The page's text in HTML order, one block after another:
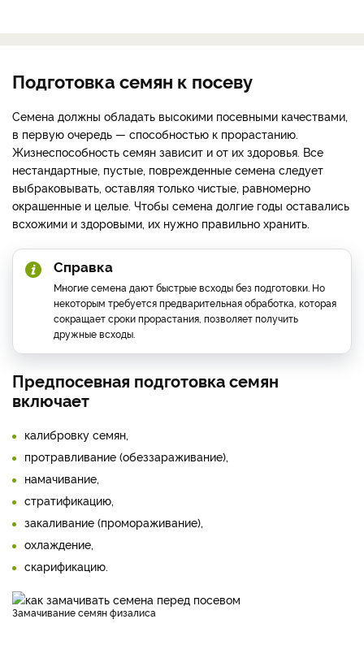
Подготовка семян к посеву
Семена должны обладать высокими посевными качествами,
в первую очередь — способностью к прорастанию.
Жизнеспособность семян зависит и от их здоровья. Все
нестандартные, пустые, поврежденные семена следует
выбраковывать, оставляя только чистые, равномерно
окрашенные и целые. Чтобы семена долгие годы оставались
всхожими и здоровыми, их нужно правильно хранить.
Справка
Многие семена дают быстрые всходы без подготовки. Но
некоторым требуется предварительная обработка, которая
сокращает сроки прорастания, позволяет получить
дружные всходы.
Предпосевная подготовка семян
включает
калибровку семян,
протравливание (обеззараживание),
намачивание,
стратификацию,
закаливание (промораживание),
охлаждение,
скарификацию.
Замачивание семян физалиса